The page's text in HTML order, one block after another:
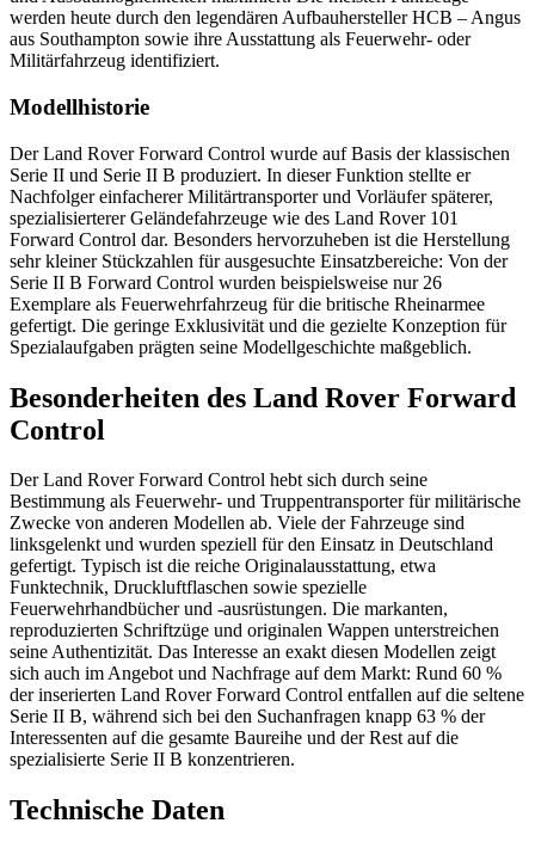
werden heute durch den legendären Aufbauhersteller HCB – Angus
aus Southampton sowie ihre Ausstattung als Feuerwehr- oder
Militärfahrzeug identifiziert.
Modellhistorie
Der Land Rover Forward Control wurde auf Basis der klassischen
Serie II und Serie II B produziert. In dieser Funktion stellte er
Nachfolger einfacherer Militärtransporter und Vorläufer späterer,
spezialisierterer Geländefahrzeuge wie des Land Rover 101
Forward Control dar. Besonders hervorzuheben ist die Herstellung
sehr kleiner Stückzahlen für ausgesuchte Einsatzbereiche: Von der
Serie II B Forward Control wurden beispielsweise nur 26
Exemplare als Feuerwehrfahrzeug für die britische Rheinarmee
gefertigt. Die geringe Exklusivität und die gezielte Konzeption für
Spezialaufgaben prägten seine Modellgeschichte maßgeblich.
Besonderheiten des Land Rover Forward
Control
Der Land Rover Forward Control hebt sich durch seine
Bestimmung als Feuerwehr- und Truppentransporter für militärische
Zwecke von anderen Modellen ab. Viele der Fahrzeuge sind
linksgelenkt und wurden speziell für den Einsatz in Deutschland
gefertigt. Typisch ist die reiche Originalausstattung, etwa
Funktechnik, Druckluftflaschen sowie spezielle
Feuerwehrhandbücher und -ausrüstungen. Die markanten,
reproduzierten Schriftzüge und originalen Wappen unterstreichen
seine Authentizität. Das Interesse an exakt diesen Modellen zeigt
sich auch im Angebot und Nachfrage auf dem Markt: Rund 60 %
der inserierten Land Rover Forward Control entfallen auf die seltene
Serie II B, während sich bei den Suchanfragen knapp 63 % der
Interessenten auf die gesamte Baureihe und der Rest auf die
spezialisierte Serie II B konzentrieren.
Technische Daten